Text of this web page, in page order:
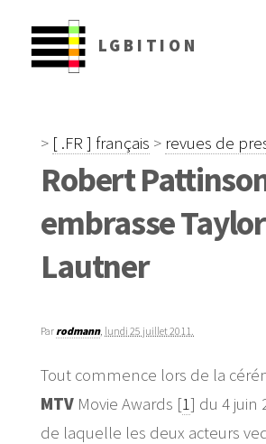
LGBITION
> [ .FR ] français > revues de
Robert
embrasse Taylor
Lautner
Par rodmann, lundi 25 juillet 2011.
Tout commence lors de la
MTV Movie Awards [1] du 4 juin
de laquelle les deux acteurs